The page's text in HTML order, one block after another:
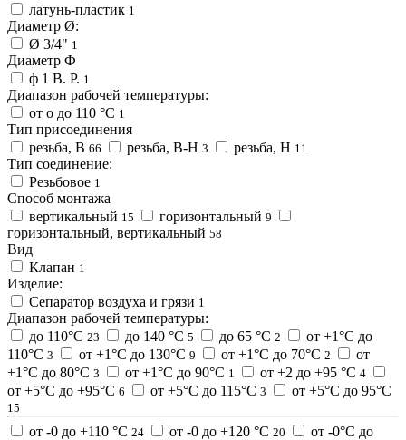
латунь-пластик 1
Диаметр Ø:
Ø 3/4" 1
Диаметр Ф
ф 1 В. Р. 1
Диапазон рабочей температуры:
от о до 110 °C 1
Тип присоединения
резьба, В 66 резьба, В-Н 3 резьба, Н 11
Тип соединение:
Резьбовое 1
Способ монтажа
вертикальный 15 горизонтальный 9
горизонтальный, вертикальный 58
Вид
Клапан 1
Изделие:
Сепаратор воздуха и грязи 1
Диапазон рабочей температуры:
до 110°С 23 до 140 °C 5 до 65 °C 2
от +1°С до
110°С 3 от +1°С до 130°С 9 от +1°С до 70°С 2
от
+1°С до 80°С 3 от +1°С до 90°С 1 от +2 до +95 °C 4
от +5°C до +95°C 6 от +5°С до 115°С 3 от +5°С до 95°С
15
от -0 до +110 °C 24 от -0 до +120 °C 20
от -0°С до